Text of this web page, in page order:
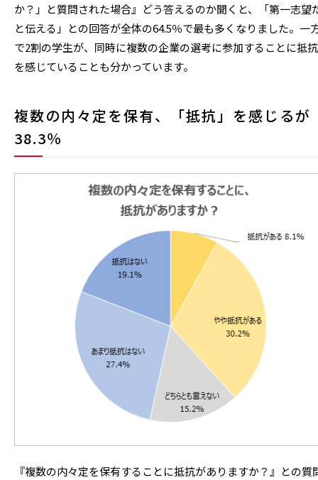
か？」と質問された場合』どう答えるのか聞くと、「第一志望
と伝える」との回答が全体の64.5％で最も多くなりました。一
で2割の学生が、同時に複数の企業の選考に参加することに抵抗
を感じていることも分かっています。
複数の内々定を保有、「抵抗」を感じるが
38.3％
『複数の内々定を保有することに抵抗がありますか？』との質